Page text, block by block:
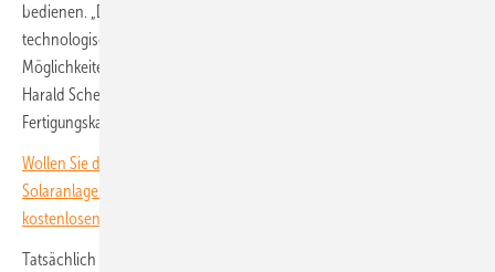
bedienen. „Die Voraussetzungen dafür sind vorhanden, und zwar
technologisch wie industriell. Wir sprechen nicht über zukünftige
Möglichkeiten, sondern über bestehende industrielle Stärke“, betont
Harald Scherleitner, Vertriebschef von Fronius International. „Unsere
Fertigungskapazitäten sind vorhanden, wir sind bereit zu liefern.“
Wollen Sie die neuesten Entwicklungen rund um die Investition in Ihre
Solaranlagen immer im Blick behalten? Dann abonnieren Sie unseren
kostenlosen Investoren-Newsletter.
Tatsächlich hat Fronius derzeit eine monatliche Produktionskapazität